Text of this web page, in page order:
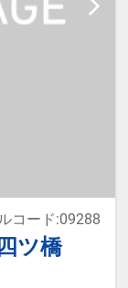
ラッキ
ツ橋
コード:09288